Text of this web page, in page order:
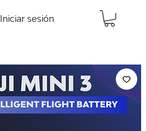
Iniciar sesión